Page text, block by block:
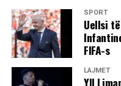
Loku dhe disa qytetarë të
Më 1 gusht në orët e
riun Hajrullah Kalisin dhe
SPORT
Uellsi
FIFA-s
LAJMET
Yll